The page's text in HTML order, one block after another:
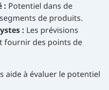
: Potentiel dans de
de produits.
: Les prévisions
fournir des points de
aide à évaluer le potentiel